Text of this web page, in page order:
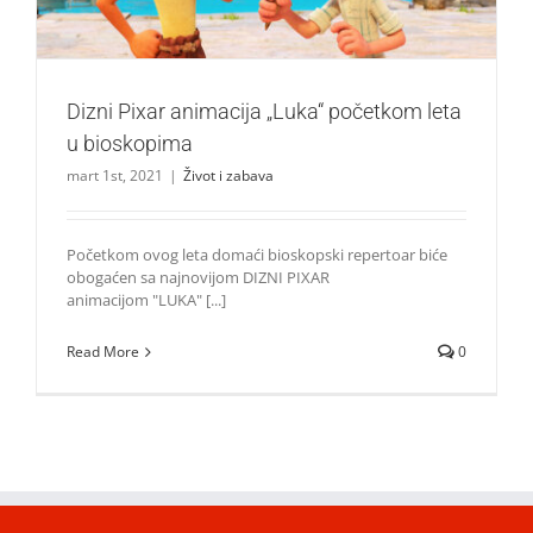
Dizni Pixar animacija „Luka“ početkom leta
u bioskopima
mart 1st, 2021 | Život i zabava
Početkom ovog leta domaći bioskopski repertoar biće
obogaćen sa najnovijom DIZNI PIXAR
animacijom "LUKA" [...]
Read More 0